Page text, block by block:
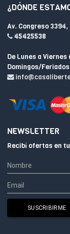
¿DÓNDE
Av. Congreso 3394,
45425538
De Lunes a Viernes
Domingos/Feriados
NEWSLETTER
Recibí ofertas en